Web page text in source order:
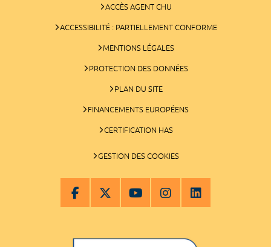
ACCÈS AGENT CHU
ACCESSIBILITÉ : PARTIELLEMENT CONFORME
MENTIONS LÉGALES
PROTECTION DES DONNÉES
PLAN DU SITE
FINANCEMENTS EUROPÉENS
CERTIFICATION HAS
GESTION DES COOKIES